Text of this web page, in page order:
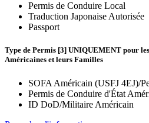
Permis de Conduire Local
Traduction Japonaise Autorisée
Passport
Type de Permis [3] UNIQUEMENT pour
Américaines et leurs Familles
SOFA Américain (USFJ 4EJ)/
Permis de Conduire d'État
ID DoD/Militaire Américain